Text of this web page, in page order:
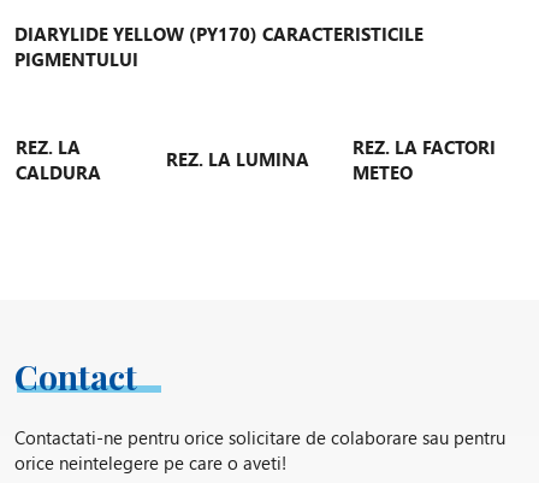
DIARYLIDE YELLOW (PY170) CARACTERISTICILE
PIGMENTULUI
REZ. LA
CALDURA
REZ. LA LUMINA
REZ. LA FACTORI
METEO
NOTA: PY170 nu trebuie expus la o temperatura mai mare de
DIARYLIDE YELLOW (PY170) PIGMENTI RECOMANDATI
Contact
Contactati-ne pentru orice solicitare de colaborare sau pentru
orice neintelegere pe care o aveti!